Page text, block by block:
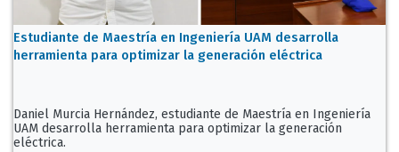
Estudiante de Maestría en Ingeniería UAM desarrolla
herramienta para optimizar la generación eléctrica
Daniel Murcia Hernández, estudiante de Maestría en Ingeniería
UAM desarrolla herramienta para optimizar la generación
eléctrica.